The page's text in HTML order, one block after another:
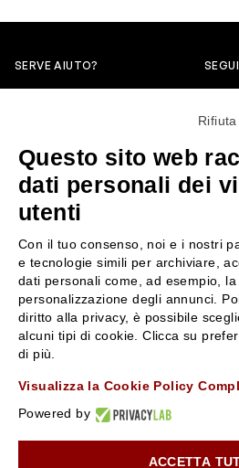
SERVE AIUTO?
servizioclienti@rossiprofumi.it
SERVIZIO CLIENTI
Resi e rimborsi
Pagamenti
Spedizione
Condizioni generali di vendita
Privacy Policy
Chi
10% di Sconto sul primo
Questo sito web
dati personali dei
utenti
Con il tuo consenso, noi e i nostri
e tecnologie simili per archiviare,
dati personali come, ad esempio,
personalizzazione degli annunci.
diritto alla privacy, è possibile
alcuni tipi di cookie. Clicca su
di più.
Visualizza la Cookie Policy
Powered by
ACCETTA